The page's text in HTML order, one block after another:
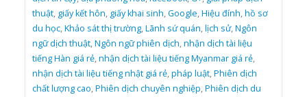
thuật, giấy kết hôn, giấy khai sinh,Google,Hiệu đính,hồ sơ
du học,Khảo sát thị trường,Lãnh sứ quán,lịch sử,Ngôn
ngữ dịch thuật,Ngôn ngữ phiên dịch,nhận dịch tài liệu
tiếng Hàn giá rẻ,nhận dịch tài liệu tiếng Myanmar giá rẻ,
nhận dịch tài liệu tiếng nhật giá rẻ,pháp luật,Phiên dịch
chất lượng cao,Phiên dịch chuyên nghiệp,Phiên dịch du